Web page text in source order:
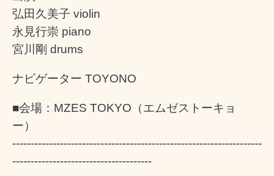
弘田久美子 violin
永見行崇 piano
宮川剛 drums
ナビゲーター TOYONO
■会場：MZES TOKYO（エムゼストーキョ
ー）
--------------------------------------------------------------------
--------------------------------------